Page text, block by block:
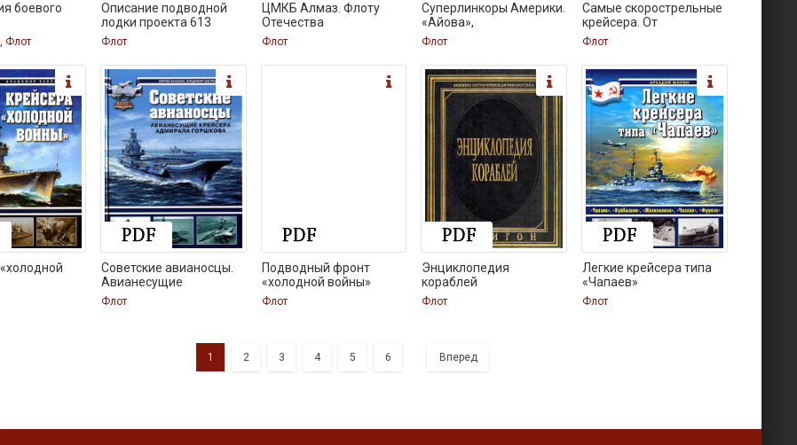
боевого
Флот
Описание подводной
лодки проекта 613
Флот
ЦМКБ Алмаз. Флоту
Отечества
Флот
Суперлинкоры Америки.
«Айова»,
Флот
Самые скорострельные
крейсера. От
Флот
Советские авианосцы.
Авианесущие
Флот
Подводный фронт
«холодной войны»
Флот
Энциклопедия
кораблей
Флот
Легкие крейсера типа
«Чапаев»
Флот
1 2 3 4 5 6 Вперед